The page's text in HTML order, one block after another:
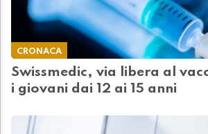
CRONACA
Swissmedic, via libera al
i giovani dai 12 ai 15 anni